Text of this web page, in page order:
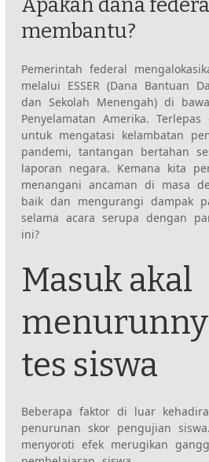
Apakah dana
membantu?
Pemerintah federal
melalui ESSER (Dana Bantuan
dan Sekolah Menengah) di
Penyelamatan Amerika.
untuk mengatasi kelambatan
pandemi, tantangan bertahan
laporan negara. Kemana kita
menangani ancaman di masa
baik dan mengurangi dampak
selama acara serupa dengan
ini?
Masuk akal
tes siswa
Beberapa faktor di luar
penurunan skor pengujian
menyoroti efek merugikan